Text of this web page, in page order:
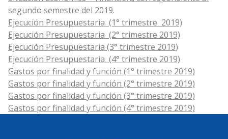
segundo semestre del 2019.
Ejecución Presupuestaria (1° trimestre 2019)
Ejecución Presupuestaria (2° trimestre 2019)
Ejecución Presupuestaria (3° trimestre 2019)
Ejecución Presupuestaria (4° trimestre 2019)
Gastos por finalidad y función (1° trimestre 2019)
Gastos por finalidad y función (2° trimestre 2019)
Gastos por finalidad y función (3° trimestre 2019)
Gastos por finalidad y función (4° trimestre 2019)